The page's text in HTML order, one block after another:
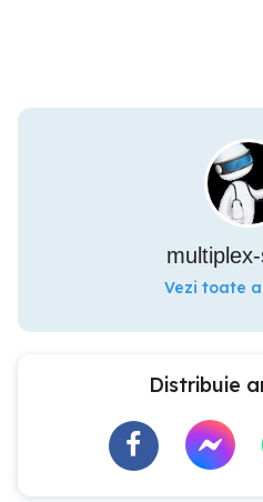
Vezi toate
Distribuie